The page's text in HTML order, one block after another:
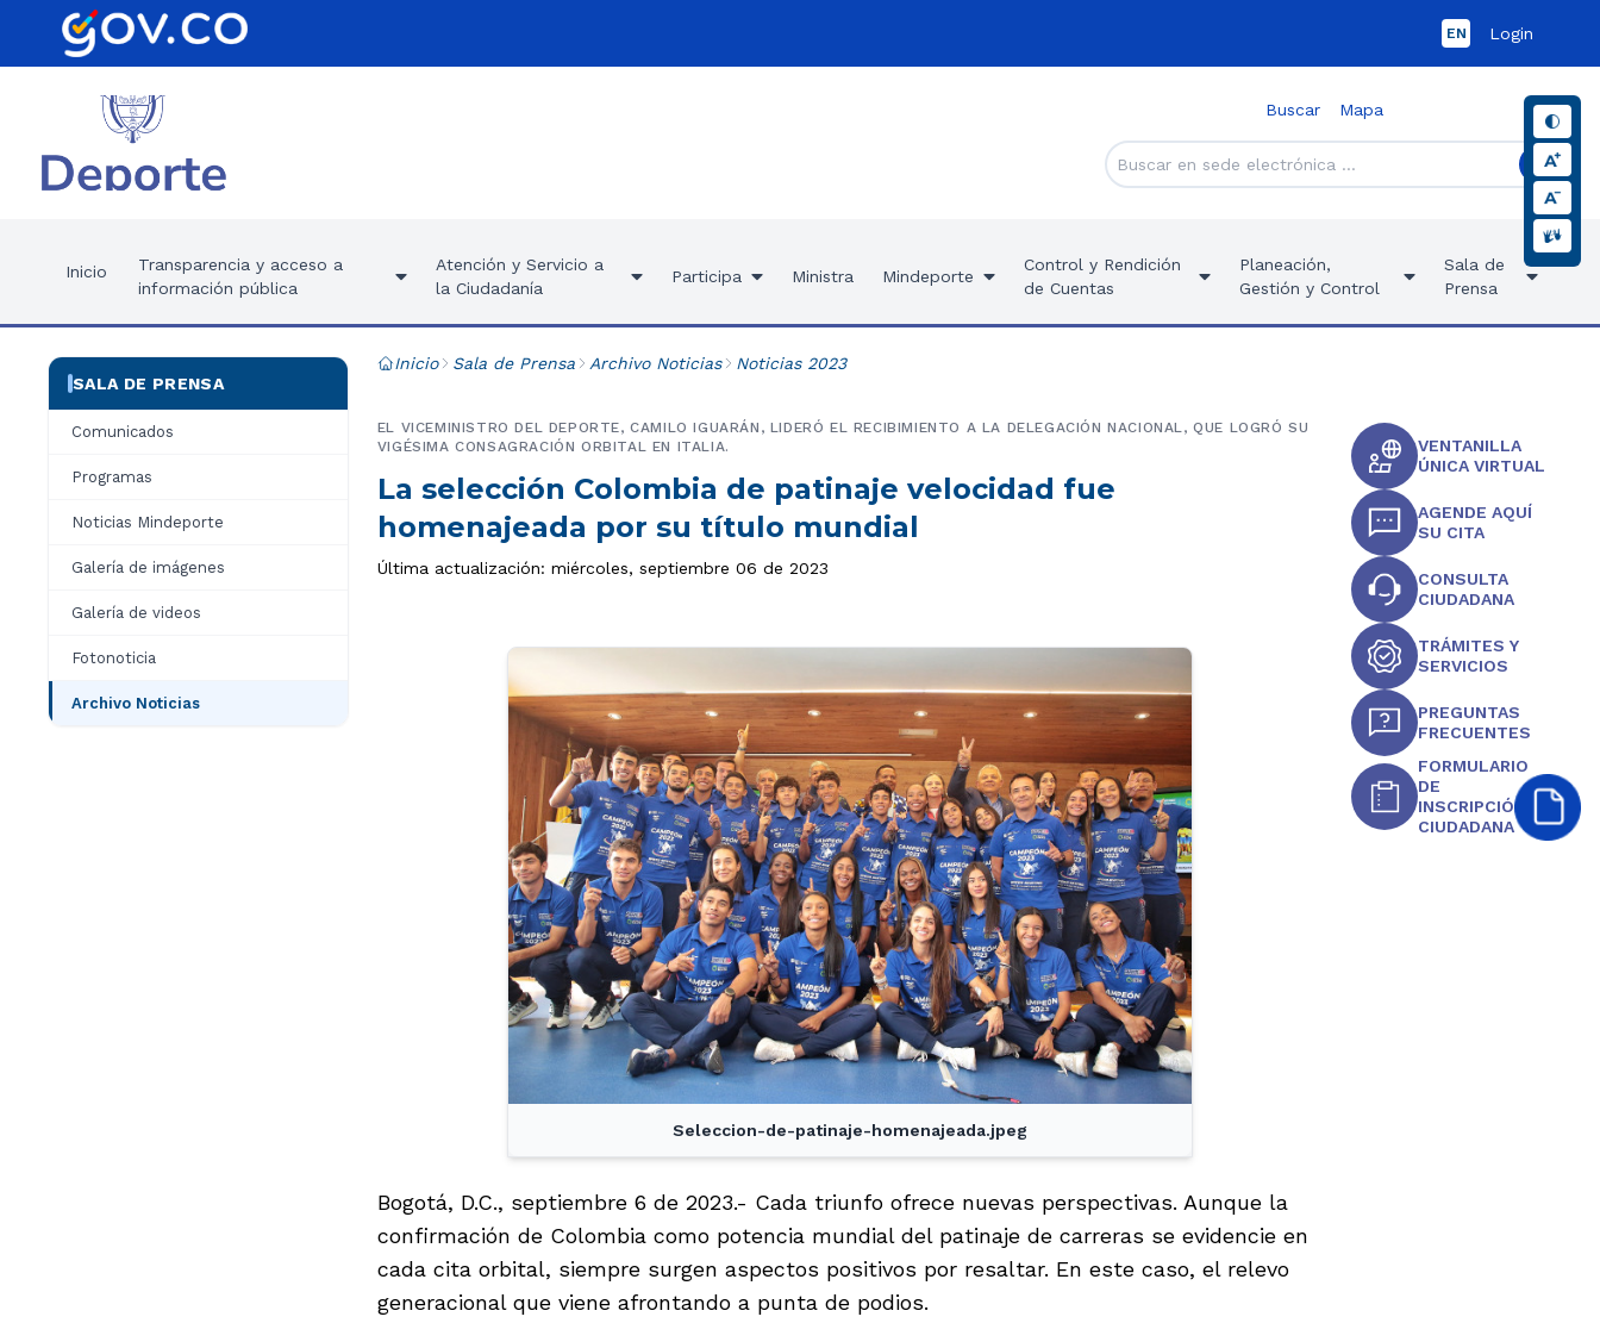
EN Login
Buscar Mapa
Inicio
Transparencia y acceso a
información pública
Atención y Servicio a
la Ciudadanía
Participa Ministra Mindeporte
Control y Rendición
de Cuentas
Planeación,
Gestión y Control
Sala de
Prensa
SALA DE PRENSA
Comunicados
Programas
Noticias Mindeporte
Galería de imágenes
Galería de videos
Fotonoticia
Archivo Noticias
Inicio Sala de Prensa Archivo Noticias Noticias 2023
La selección Colombia de patinaje velocidad fue
homenajeada por su título mundial
EL VICEMINISTRO DEL DEPORTE, CAMILO IGUARÁN, LIDERÓ EL RECIBIMIENTO A LA DELEGACIÓN NACIONAL, QUE LOGRÓ SU
VIGÉSIMA CONSAGRACIÓN ORBITAL EN ITALIA.
Última actualización: miércoles, septiembre 06 de 2023
Seleccion-de-patinaje-homenajeada.jpeg
Bogotá, D.C., septiembre 6 de 2023.- Cada triunfo ofrece nuevas perspectivas. Aunque la
confirmación de Colombia como potencia mundial del patinaje de carreras se evidencie en
cada cita orbital, siempre surgen aspectos positivos por resaltar. En este caso, el relevo
generacional que viene afrontando a punta de podios.
VENTANILLA
ÚNICA VIRTUAL
AGENDE AQUÍ
SU CITA
CONSULTA
CIUDADANA
TRÁMITES Y
SERVICIOS
PREGUNTAS
FRECUENTES
FORMULARIO
DE
INSCRIPCIÓN
CIUDADANA